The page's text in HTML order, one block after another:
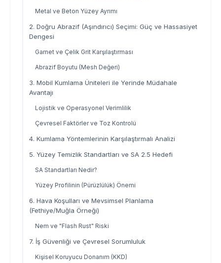
Metal ve Beton Yüzey Ayrımı
2. Doğru Abrazif (Aşındırıcı) Seçimi: Güç ve Hassasiyet
Dengesi
Garnet ve Çelik Grit Karşılaştırması
Abrazif Boyutu (Mesh Değeri)
3. Mobil Kumlama Üniteleri ile Yerinde Müdahale
Avantajı
Lojistik ve Operasyonel Verimlilik
Çevresel Faktörler ve Toz Kontrolü
4. Kumlama Yöntemlerinin Karşılaştırmalı Analizi
5. Yüzey Temizlik Standartları ve SA 2.5 Hedefi
SA Standartları Nedir?
Yüzey Profilinin (Pürüzlülük) Önemi
6. Hava Koşulları ve Mevsimsel Planlama
(Fethiye/Muğla Örneği)
Nem ve "Flash Rust" Riski
7. İş Güvenliği ve Çevresel Sorumluluk
Kişisel Koruyucu Donanım (KKD)